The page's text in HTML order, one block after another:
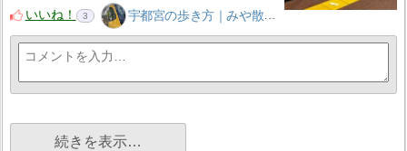
いいね！
3 宇都宮の歩き方｜みや散歩
続きを表示…